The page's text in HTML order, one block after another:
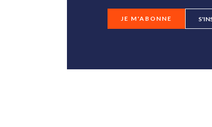
JE M'ABONNE